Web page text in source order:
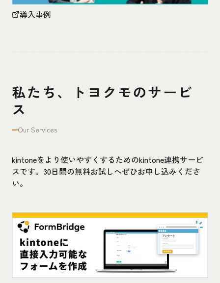
導入事例
私たち、トヨクモのサービ
ス
Our Services
kintoneをより使いやすくするためのkintone連携サービ
スです。30日間の無料お試しへぜひお申し込みくださ
い。